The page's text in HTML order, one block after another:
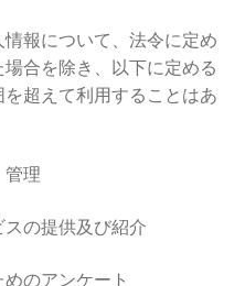
報について、法令に定め
合を除き、以下に定める
超えて利用することはあ
理
の提供及び紹介
のアンケート